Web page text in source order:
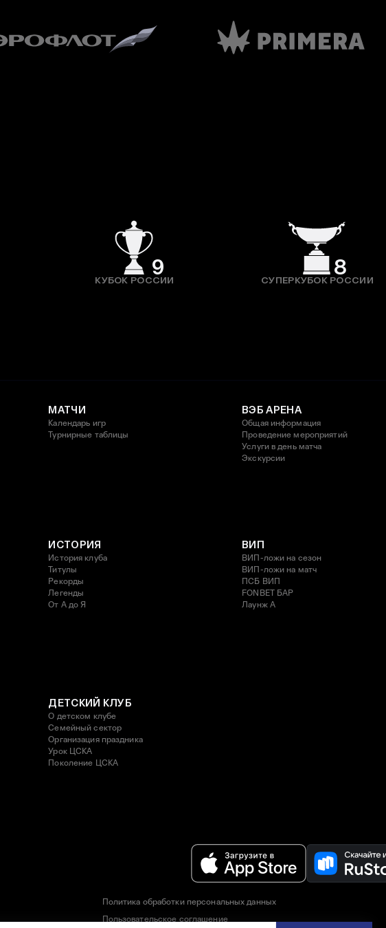
9
КУБОК РОССИИ
8
СУПЕРКУБОК РОССИИ
МАТЧИ
Календарь игр
Турнирные таблицы
ВЭБ АРЕНА
Общая информация
Проведение мероприятий
Услуги в день матча
Экскурсии
ИСТОРИЯ
История клуба
Титулы
Рекорды
Легенды
От А до Я
ВИП
ВИП-ложи на сезон
ВИП-ложи на матч
ПСБ ВИП
FONBET БАР
Лаунж A
ДЕТСКИЙ КЛУБ
О детском клубе
Семейный сектор
Организация праздника
Урок ЦСКА
Поколение ЦСКА
Политика обработки персональных данных
Пользовательское соглашение